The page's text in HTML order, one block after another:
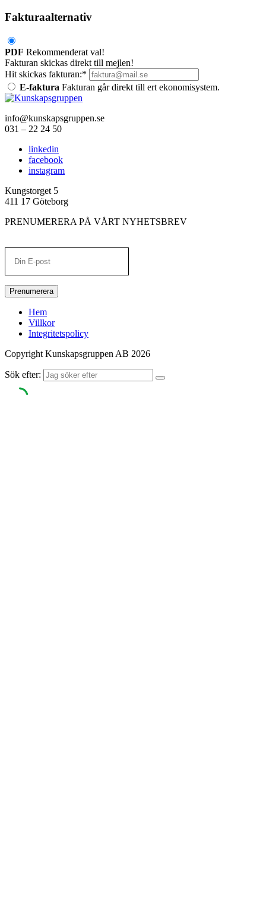
Fakturaalternativ
PDF Rekommenderat val!
Fakturan skickas direkt till mejlen!
Hit skickas fakturan:*
E-faktura Fakturan går direkt till ert ekonomisystem.
info@kunskapsgruppen.se
031 – 22 24 50
linkedin
facebook
instagram
Kungstorget 5
411 17 Göteborg
PRENUMERERA PÅ VÅRT NYHETSBREV
Prenumerera
Hem
Villkor
Integritetspolicy
Copyright Kunskapsgruppen AB 2026
Sök efter: